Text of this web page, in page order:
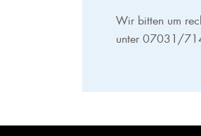
Wir bitten um
unter 07031/